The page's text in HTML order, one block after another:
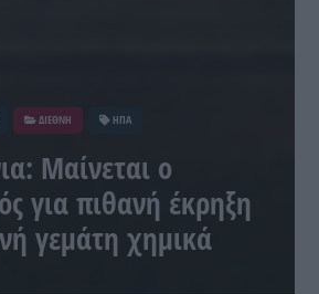
ΔΙΕΘΝΗ ΗΠΑ
Μαίνεται ο
για πιθανή έκρηξη
γεμάτη χημικά